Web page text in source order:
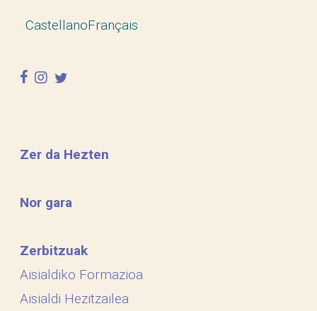
CastellanoFrançais
facebook
instagram
twitter
Zer da Hezten
Nor gara
Zerbitzuak
Aisialdiko Formazioa
Aisialdi Hezitzailea